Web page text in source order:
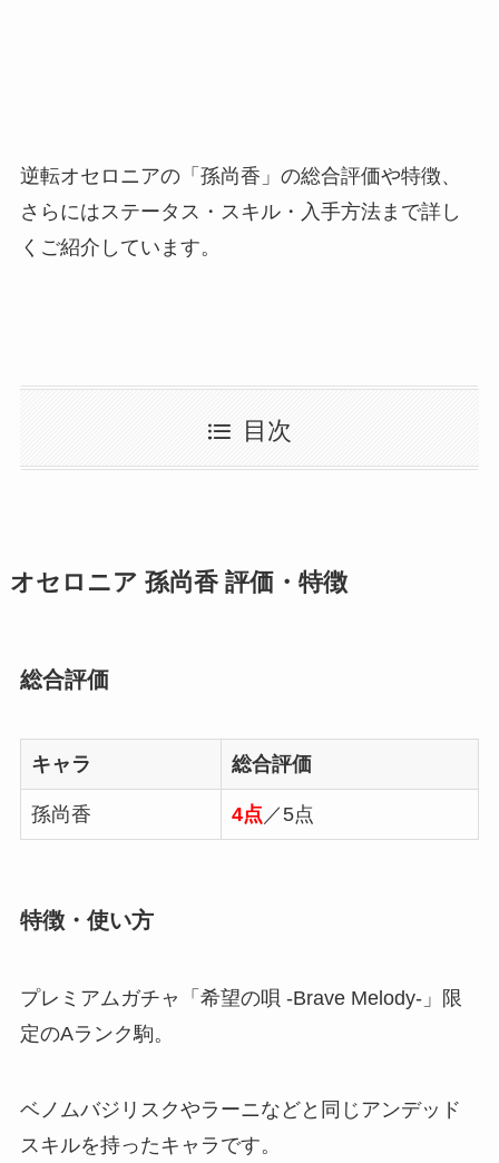
逆転オセロニアの「孫尚香」の総合評価や特徴、
さらにはステータス・スキル・入手方法まで詳し
くご紹介しています。
目次
オセロニア 孫尚香 評価・特徴
総合評価
キャラ 総合評価
孫尚香 4点 ／5点
特徴・使い方
プレミアムガチャ「希望の唄 -Brave Melody-」限
定のAランク駒。
ベノムバジリスクやラーニなどと同じアンデッド
スキルを持ったキャラです。